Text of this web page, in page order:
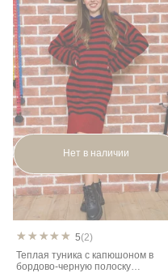
Нет в наличии
5(2)
Теплая туника с капюшоном в
бордово-черную полоску